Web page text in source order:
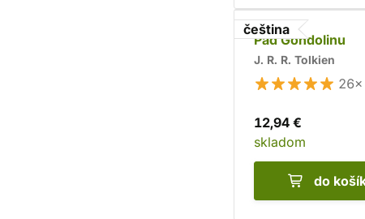
čeština
Pád Gondolinu
J. R. R. Tolkien
26×
12,94 €
skladom
do